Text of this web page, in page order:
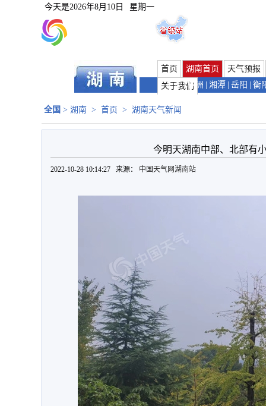
今天是2026年8月10日 星期一
首页 湖南首页
天气预报
关于我们
长沙 | 株洲 湘潭 岳阳 衡
全国 > 湖南 > 首页 > 湖南天气新闻
今明天湖南中部、北部有
2022-10-28 10:14:27 来源： 中国天气网湖南站